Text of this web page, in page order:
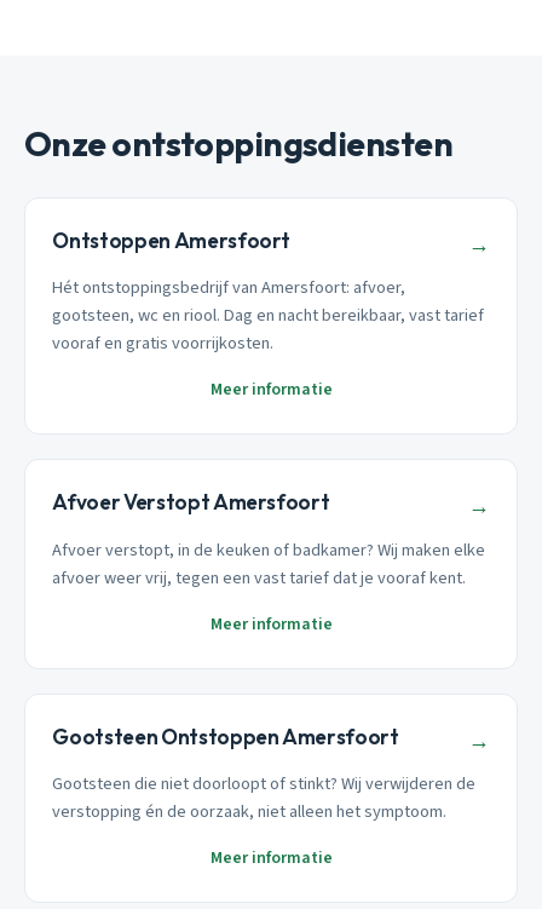
Onze ontstoppingsdiensten
Ontstoppen Amersfoort →
Hét ontstoppingsbedrijf van Amersfoort: afvoer,
gootsteen, wc en riool. Dag en nacht bereikbaar, vast tarief
vooraf en gratis voorrijkosten.
Meer informatie
Afvoer Verstopt Amersfoort →
Afvoer verstopt, in de keuken of badkamer? Wij maken elke
afvoer weer vrij, tegen een vast tarief dat je vooraf kent.
Meer informatie
Gootsteen Ontstoppen Amersfoort →
Gootsteen die niet doorloopt of stinkt? Wij verwijderen de
verstopping én de oorzaak, niet alleen het symptoom.
Meer informatie